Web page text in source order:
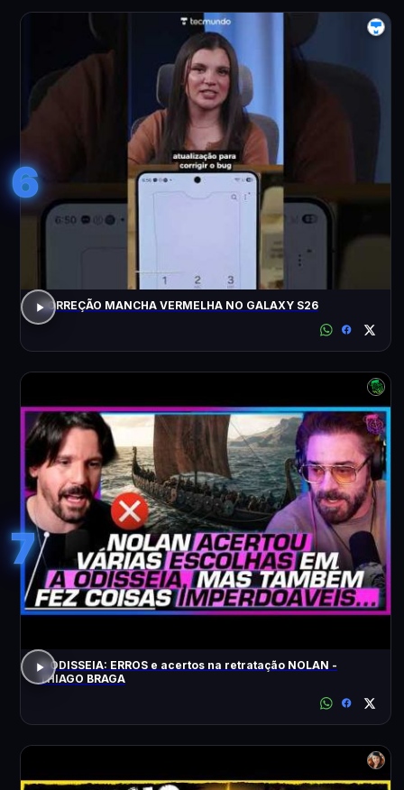
6
CORREÇÃO MANCHA VERMELHA NO GALAXY S26
7
A ODISSEIA: ERROS e acertos na retratação NOLAN -
THIAGO BRAGA